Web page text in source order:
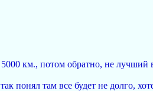
км., потом обратно, не лучший
понял там все будет не долго,